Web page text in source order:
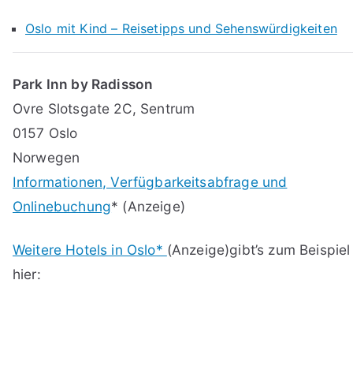
Oslo mit Kind – Reisetipps und Sehenswürdigkeiten
Park Inn by Radisson
Ovre Slotsgate 2C, Sentrum
0157 Oslo
Norwegen
Informationen, Verfügbarkeitsabfrage und
Onlinebuchung* (Anzeige)
Weitere Hotels in Oslo* (Anzeige)gibt’s zum Beispiel
hier: